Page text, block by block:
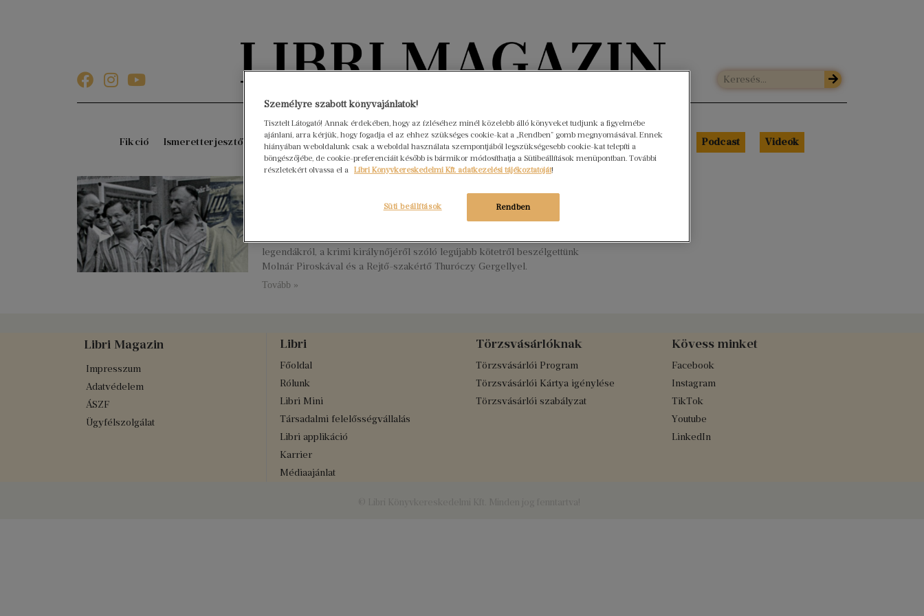
Könyvektől az olvasókig
Fikció Ismeretterjesztő Gyerekkönyvek Interjúk Beleolvasó A hónap könyvei HÍREK Libri Portré Podcast Videók
legendákról, a krimi királynőjéről szóló legújabb kötetről beszélgettünk
Molnár Piroskával és a Rejtő-szakértő Thuróczy Gergellyel.
Tovább »
Libri Magazin
Impresszum
Adatvédelem
ÁSZF
Ügyfélszolgálat
Libri
Főoldal
Rólunk
Libri Mini
Társadalmi felelősségvállalás
Libri applikáció
Karrier
Médiaajánlat
Törzsvásárlóknak
Törzsvásárlói Program
Törzsvásárlói Kártya igénylése
Törzsvásárlói szabályzat
Kövess minket
Facebook
Instagram
TikTok
Youtube
LinkedIn
Személyre szabott könyvajánlatok!
Tisztelt Látogató! Annak érdekében, hogy az ízléséhez minél közelebb álló könyveket tudjunk a figyelmébe
ajánlani, arra kérjük, hogy fogadja el az ehhez szükséges cookie-kat a „Rendben” gomb megnyomásával. Ennek
hiányában weboldalunk csak a weboldal használata szempontjából legszükségesebb cookie-kat telepíti a
böngészőjébe, de cookie-preferenciáit később is bármikor módosíthatja a Sütibeállítások menüpontban. További
részletekért olvassa el a Libri Könyvkereskedelmi Kft. adatkezelési tájékoztatóját!
Rendben
Süti beállítások